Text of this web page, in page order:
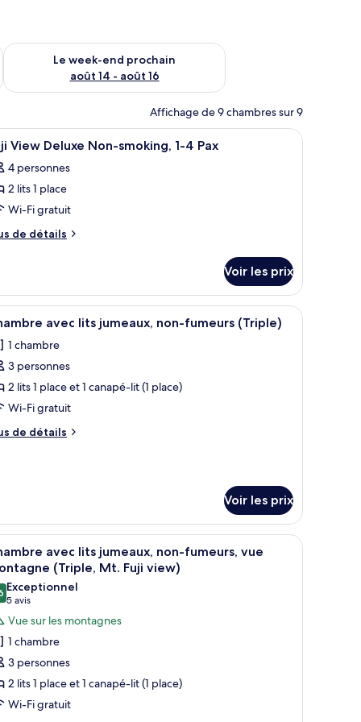
août 7 - août 9
Le week-end prochain
août 14 - août 16
Vérifier la disponibilité pour le week-end prochain août 14 -
Affichage de 9 chambres sur 9
occultants
:
2 View Deluxe Non-smoking, 1-4 Pax
4 personnes
2 lits 1 place
Wi-Fi gratuit
de détails
Voir les prix
petite table et un canapé. Une chambre d’hôtel avec deux lits, une
5 avec lits jumeaux, non-fumeurs (Triple)
1 chambre
3 personnes
2 lits 1 place et 1 canapé-lit (1 place)
Wi-Fi gratuit
de détails
Voir les prix
canapé, une vue sur la ville et une grande fenêtre avec des rideaux.
:
Une chambre d’hôtel avec deux lits, une
7
avec lits jumeaux, non-fumeurs, vue
(Triple, Mt. Fuji view)
sur 10
Exceptionnel
5 avis
(5 avis)
Vue sur les montagnes
1 chambre
3 personnes
2 lits 1 place et 1 canapé-lit (1 place)
Wi-Fi gratuit